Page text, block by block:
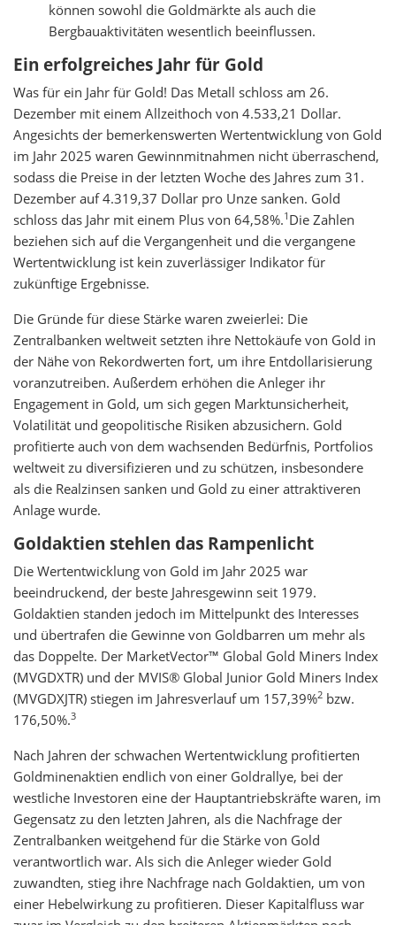
können sowohl die Goldmärkte als auch die
Bergbauaktivitäten wesentlich beeinflussen.
Ein erfolgreiches Jahr für Gold
Was für ein Jahr für Gold! Das Metall schloss am 26.
Dezember mit einem Allzeithoch von 4.533,21 Dollar.
Angesichts der bemerkenswerten Wertentwicklung von Gold
im Jahr 2025 waren Gewinnmitnahmen nicht überraschend,
sodass die Preise in der letzten Woche des Jahres zum 31.
Dezember auf 4.319,37 Dollar pro Unze sanken. Gold
schloss das Jahr mit einem Plus von 64,58%.1 Die Zahlen
beziehen sich auf die Vergangenheit und die vergangene
Wertentwicklung ist kein zuverlässiger Indikator für
zukünftige Ergebnisse.
Die Gründe für diese Stärke waren zweierlei: Die
Zentralbanken weltweit setzten ihre Nettokäufe von Gold in
der Nähe von Rekordwerten fort, um ihre Entdollarisierung
voranzutreiben. Außerdem erhöhen die Anleger ihr
Engagement in Gold, um sich gegen Marktunsicherheit,
Volatilität und geopolitische Risiken abzusichern. Gold
profitierte auch von dem wachsenden Bedürfnis, Portfolios
weltweit zu diversifizieren und zu schützen, insbesondere
als die Realzinsen sanken und Gold zu einer attraktiveren
Anlage wurde.
Goldaktien stehlen das Rampenlicht
Die Wertentwicklung von Gold im Jahr 2025 war
beeindruckend, der beste Jahresgewinn seit 1979.
Goldaktien standen jedoch im Mittelpunkt des Interesses
und übertrafen die Gewinne von Goldbarren um mehr als
das Doppelte. Der MarketVector™ Global Gold Miners Index
(MVGDXTR) und der MVIS® Global Junior Gold Miners Index
(MVGDXJTR) stiegen im Jahresverlauf um 157,39%2 bzw.
176,50%.3
Nach Jahren der schwachen Wertentwicklung profitierten
Goldminenaktien endlich von einer Goldrallye, bei der
westliche Investoren eine der Hauptantriebskräfte waren, im
Gegensatz zu den letzten Jahren, als die Nachfrage der
Zentralbanken weitgehend für die Stärke von Gold
verantwortlich war. Als sich die Anleger wieder Gold
zuwandten, stieg ihre Nachfrage nach Goldaktien, um von
einer Hebelwirkung zu profitieren. Dieser Kapitalfluss war